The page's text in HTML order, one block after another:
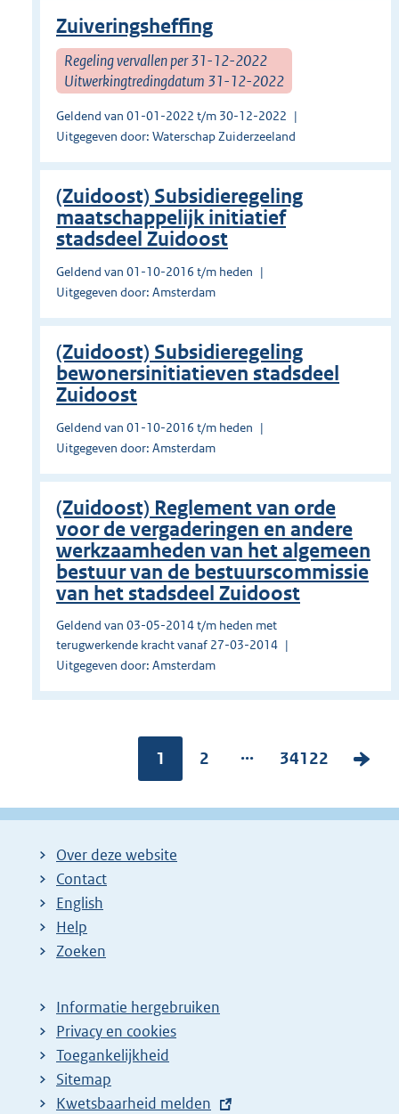
Zuiveringsheffing
Regeling vervallen per 31-12-2022
Uitwerkingtredingdatum 31-12-2022
Geldend van 01-01-2022 t/m 30-12-2022
Uitgegeven door: Waterschap Zuiderzeeland
(Zuidoost) Subsidieregeling
maatschappelijk initiatief
stadsdeel Zuidoost
Geldend van 01-10-2016 t/m heden
Uitgegeven door: Amsterdam
(Zuidoost) Subsidieregeling
bewonersinitiatieven stadsdeel
Zuidoost
Geldend van 01-10-2016 t/m heden
Uitgegeven door: Amsterdam
(Zuidoost) Reglement van orde
voor de vergaderingen en andere
werkzaamheden van het algemeen
bestuur van de bestuurscommissie
van het stadsdeel Zuidoost
Geldend van 03-05-2014 t/m heden met
terugwerkende kracht vanaf 27-03-2014
Uitgegeven door: Amsterdam
Pagina:
1
P
g
2 ...
P
g
34122
V
l
Over deze website
Contact
English
Help
Zoeken
Informatie hergebruiken
Privacy en cookies
Toegankelijkheid
Sitemap
E
Kwetsbaarheid melden